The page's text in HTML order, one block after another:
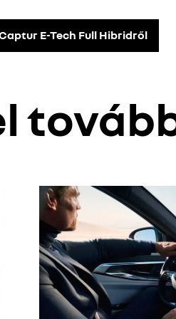
E-Tech Full Hibridről